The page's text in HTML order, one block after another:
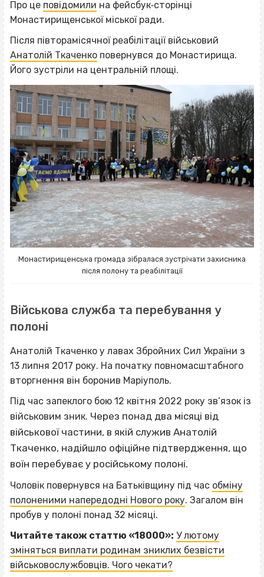
Про це повідомили на фейсбук‐сторінці
Монастирищенської міської ради.
Після півторамісячної реабілітації військовий
Анатолій Ткаченко повернувся до Монастирища.
Його зустріли на центральній площі.
Монастирищенська громада зібралася зустрічати захисника
після полону та реабілітації
Військова служба та перебування у
полоні
Анатолій Ткаченко у лавах Збройних Сил України з
13 липня 2017 року. На початку повномасштабного
вторгнення він боронив Маріуполь.
Під час запеклого бою 12 квітня 2022 року зв’язок із
військовим зник. Через понад два місяці від
військової частини, в якій служив Анатолій
Ткаченко, надійшло офіційне підтвердження, що
воїн перебуває у російському полоні.
Чоловік повернувся на Батьківщину під час обміну
полоненими напередодні Нового року. Загалом він
пробув у полоні понад 32 місяці.
Читайте також статтю «18000»: У лютому
зміняться виплати родинам зниклих безвісти
військовослужбовців. Чого чекати?